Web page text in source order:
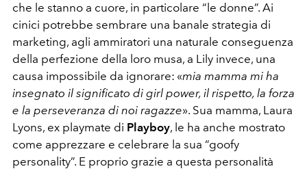
che le stanno a cuore, in particolare “le donne”. Ai
cinici potrebbe sembrare una banale strategia di
marketing, agli ammiratori una naturale conseguenza
della perfezione della loro musa, a Lily invece, una
causa impossibile da ignorare: «mia mamma mi ha
insegnato il significato di girl power, il rispetto, la forza
e la perseveranza di noi ragazze». Sua mamma, Laura
Lyons, ex playmate di Playboy, le ha anche mostrato
come apprezzare e celebrare la sua “goofy
personality”. E proprio grazie a questa personalità